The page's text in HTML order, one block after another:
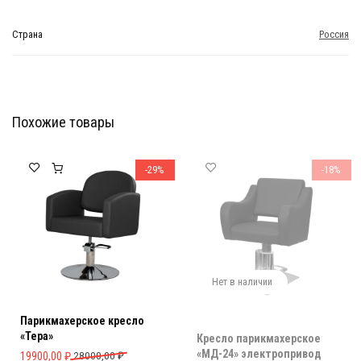
Страна Россия
Похожие товары
-29%
Парикмахерское кресло
«Тера»
28000,00₽
Первоначальная цена составляла 28000,00 ₽.
19900,00 ₽
Текущая цена: 19900,00 ₽.
Нет в наличии
-18%
Кресло парикмахерское
«МД-24» электропривод